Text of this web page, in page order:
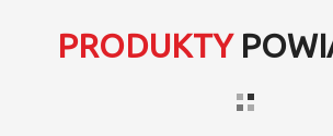
PRODUKTY